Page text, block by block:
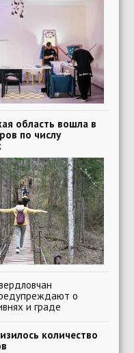
область вошла в
по числу
о
и граде
количество